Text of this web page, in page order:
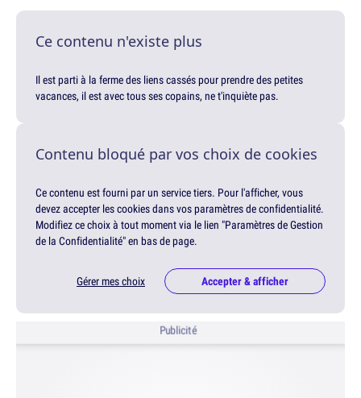
Ce contenu n'existe plus
Il est parti à la ferme des liens cassés pour prendre des petites
vacances, il est avec tous ses copains, ne t'inquiète pas.
Contenu bloqué par vos choix de cookies
Ce contenu est fourni par un service tiers. Pour l'afficher, vous
devez accepter les cookies dans vos paramètres de confidentialité.
Modifiez ce choix à tout moment via le lien "Paramètres de Gestion
de la Confidentialité" en bas de page.
Gérer mes choix Accepter & afficher
Publicité